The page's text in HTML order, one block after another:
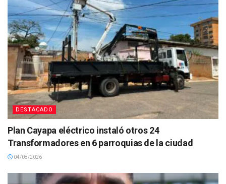
DESTACADO
Plan Cayapa eléctrico instaló otros 24
Transformadores en 6 parroquias de la ciudad
04/08/2026